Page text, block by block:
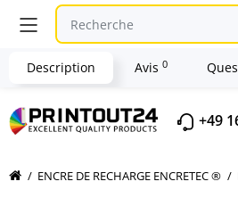
+49
ENCRE DE RECHARGE ENCRETEC ®
Description Avis 0